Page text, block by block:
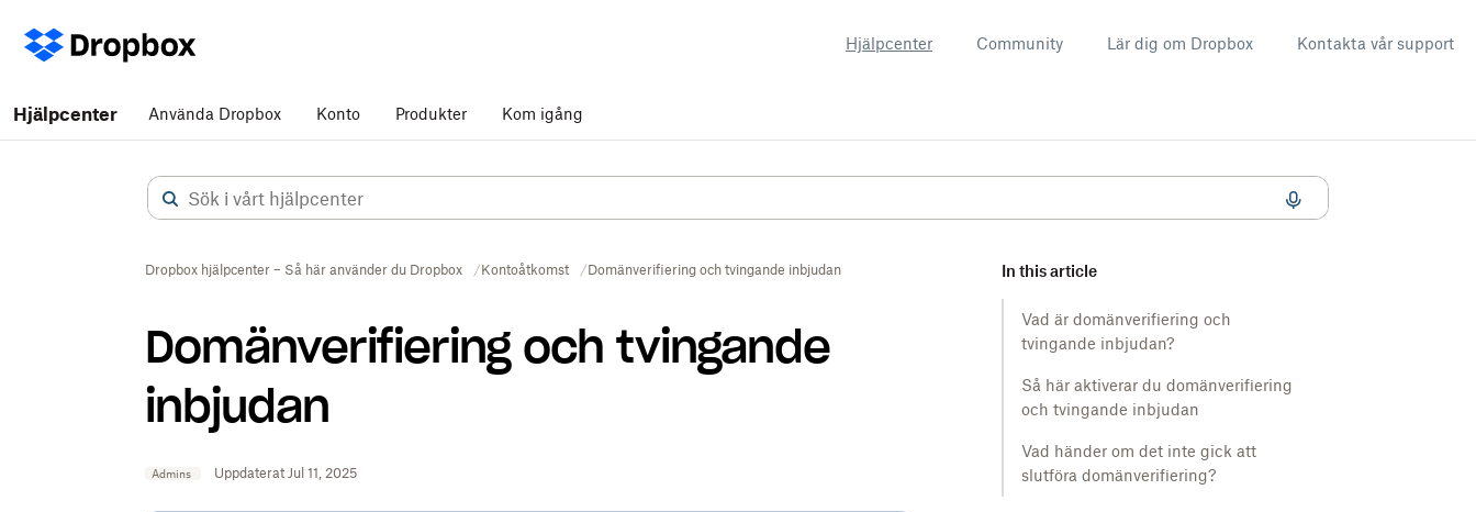
Hjälpcenter Community Lär dig om Dropbox Kontakta vår support
Hjälpcenter Använda Dropbox Konto Produkter Kom igång
Dropbox hjälpcenter – Så här använder du Dropbox Kontoåtkomst Domänverifiering och tvingande inbjudan
Domänverifiering och tvingande
inbjudan
Admins Uppdaterat Jul 11, 2025
In this article
Vad är domänverifiering och
tvingande inbjudan?
Så här aktiverar du domänverifiering
och tvingande inbjudan
Vad händer om det inte gick att
slutföra domänverifiering?